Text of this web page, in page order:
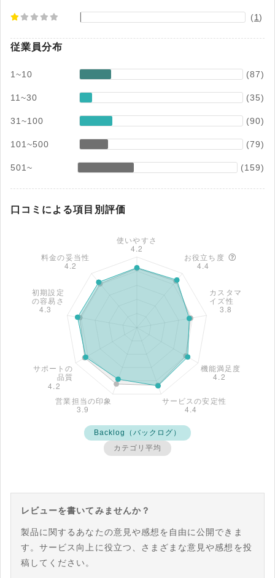
(1)
従業員分布
1~10 (87)
11~30 (35)
31~100 (90)
101~500 (79)
501~ (159)
口コミによる項目別評価
Backlog（バックログ）
カテゴリ平均
レビューを書いてみませんか？
製品に関するあなたの意見や感想を自由に公開できま
す。サービス向上に役立つ、さまざまな意見や感想を投
稿してください。